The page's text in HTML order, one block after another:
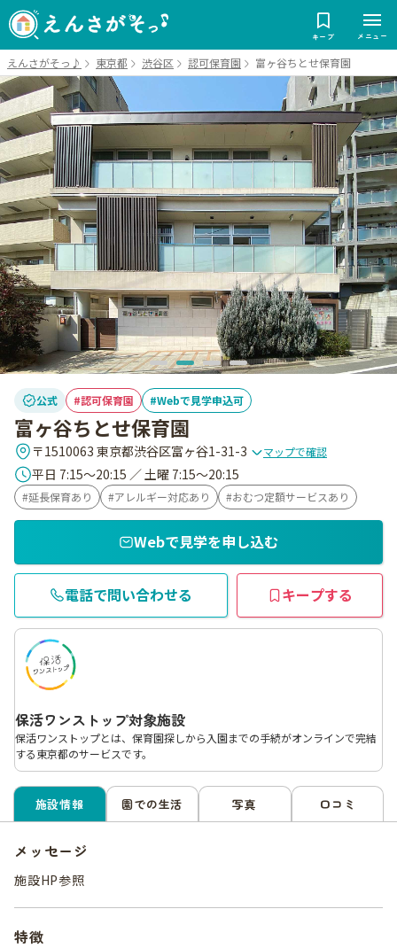
キープ メニュー
えんさがそっ♪ 東京都 渋谷区 認可保育園 富ヶ谷ちとせ保育園
公式 認可保育園 Webで見学申込可
富ヶ谷ちとせ保育園
〒1510063 東京都渋谷区富ヶ谷1-31-3 マップで確認
平日 7:15～20:15 ／ 土曜 7:15～20:15
延長保育あり アレルギー対応あり おむつ定額サービスあり
Webで見学を申し込む
電話で問い合わせる キープする
保活ワンストップ対象施設
保活ワンストップとは、保育園探しから入園までの手続がオンラインで完結
する東京都のサービスです。
施設情報 園での生活 写真 口コミ
メッセージ
施設HP参照
特徴